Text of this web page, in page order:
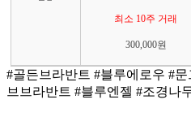
최소 10주 거래
300,000원
#골든브라반트 #블루에로우 #
브브라반트 #블루엔젤 #조경나